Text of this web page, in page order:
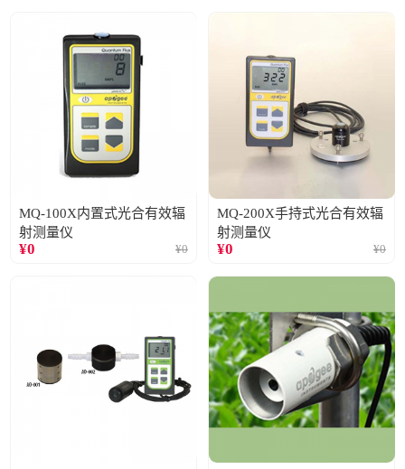
MQ-100X内置式光合有效辐
射测量仪
¥0 ¥0
MQ-200X手持式光合有效辐
射测量仪
¥0 ¥0